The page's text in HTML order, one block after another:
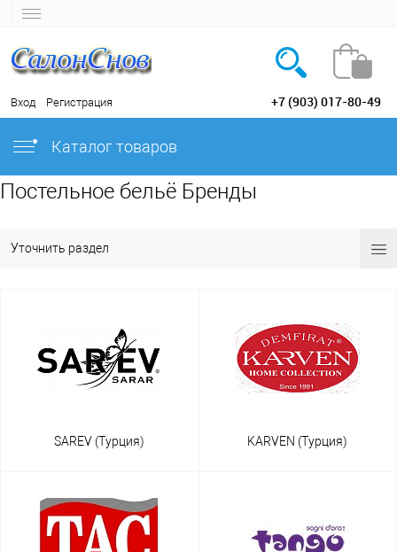
Вход Регистрация +7 (903) 017-80-49
Каталог товаров
Постельное бельё Бренды
Уточнить раздел
SAREV (Турция) KARVEN (Турция)